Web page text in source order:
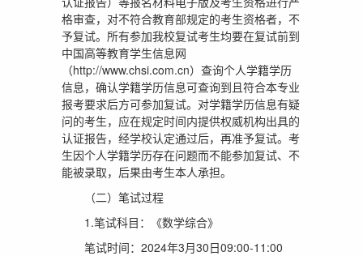
格审查，对不符合教育部规定的考生资格者，不
予复试。所有参加我校复试考生均要在复试前到
中国高等教育学生信息网
（http://www.chsi.com.cn）查询个人学籍学历
信息，确认学籍学历信息可查询到且符合本专业
报考要求后方可参加复试。对学籍学历信息有疑
问的考生，应在规定时间内提供权威机构出具的
认证报告，经学校认定通过后，再准予复试。考
生因个人学籍学历存在问题而不能参加复试、不
能被录取，后果由考生本人承担。
（二）笔试过程
1.笔试科目：《数学综合》
笔试时间：2024年3月30日09:00-11:00